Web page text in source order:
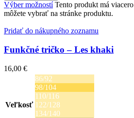
Výber možností Tento produkt má
môžete vybrať na stránke produktu.
Pridať do nákupného zoznamu
Funkčné tričko – Les khaki
16,00 €
Veľkosť
86/92
98/104
110/116
122/128
134/140